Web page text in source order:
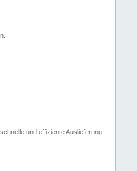
und effiziente Auslieferung